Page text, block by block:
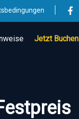
Jetzt Buchen